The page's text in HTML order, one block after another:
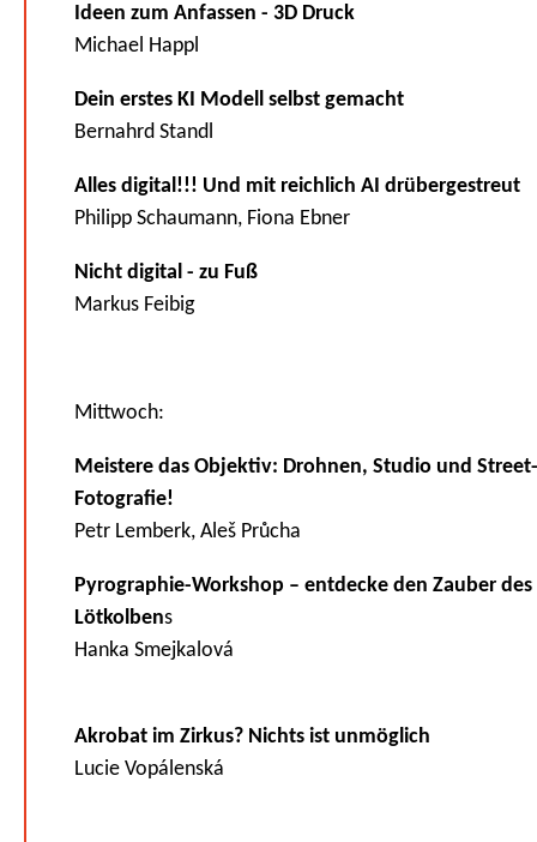
Ideen zum Anfassen - 3D Druck
Michael Happl
Dein erstes KI Modell selbst gemacht
Bernahrd Standl
Alles digital!!! Und mit reichlich AI drübergestreut
Philipp Schaumann, Fiona Ebner
Nicht digital - zu Fuß
Markus Feibig
Mittwoch:
Meistere das Objektiv: Drohnen, Studio und Street-
Fotografie!
Petr Lemberk, Aleš Průcha
Pyrographie-Workshop – entdecke den Zauber des
Lötkolbens
Hanka Smejkalová
Akrobat im Zirkus? Nichts ist unmöglich
Lucie Vopálenská